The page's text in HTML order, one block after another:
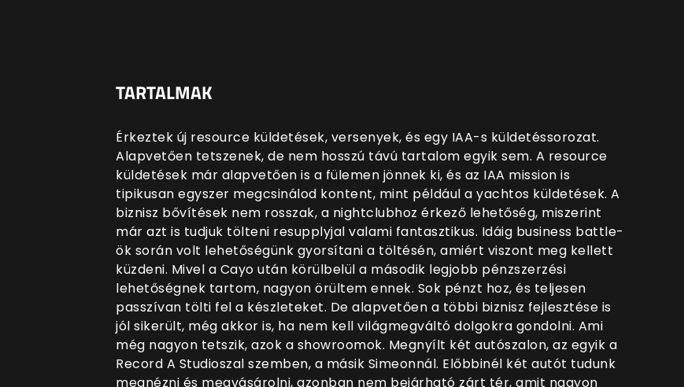
TARTALMAK
Érkeztek új resource küldetések, versenyek, és egy IAA-s küldetéssorozat.
Alapvetően tetszenek, de nem hosszú távú tartalom egyik sem. A resource
küldetések már alapvetően is a fülemen jönnek ki, és az IAA mission is
tipikusan egyszer megcsinálod kontent, mint például a yachtos küldetések. A
biznisz bővítések nem rosszak, a nightclubhoz érkező lehetőség, miszerint
már azt is tudjuk tölteni resupplyjal valami fantasztikus. Idáig business battle-
ök során volt lehetőségünk gyorsítani a töltésén, amiért viszont meg kellett
küzdeni. Mivel a Cayo után körülbelül a második legjobb pénzszerzési
lehetőségnek tartom, nagyon örültem ennek. Sok pénzt hoz, és teljesen
passzívan tölti fel a készleteket. De alapvetően a többi biznisz fejlesztése is
jól sikerült, még akkor is, ha nem kell világmegváltó dolgokra gondolni. Ami
még nagyon tetszik, azok a showroomok. Megnyílt két autószalon, az egyik a
Record A Studioszal szemben, a másik Simeonnál. Előbbinél két autót tudunk
megnézni és megvásárolni, azonban nem bejárható zárt tér, amit nagyon